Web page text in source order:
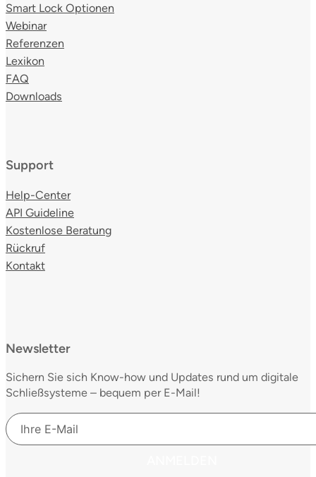
Smart Lock Optionen
Webinar
Referenzen
Lexikon
FAQ
Downloads
Support
Help-Center
API Guideline
Kostenlose Beratung
Rückruf
Kontakt
Newsletter
Sichern Sie sich Know-how und Updates rund um digitale
Schließsysteme – bequem per E-Mail!